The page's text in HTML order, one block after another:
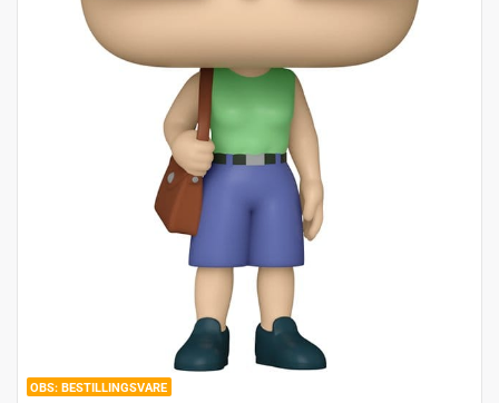
BESTILLINGSVARE